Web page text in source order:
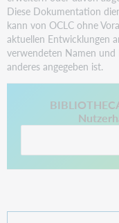
Diese Dokumentation
kann von OCLC ohne
aktuellen Entwicklungen
verwendeten Namen
anderes angegeben ist.
This link opens in a